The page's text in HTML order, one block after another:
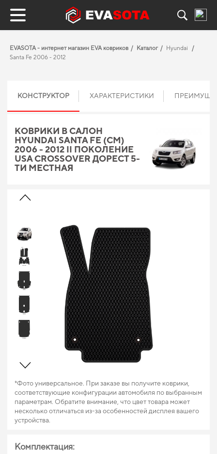
EVASOTA - интернет магазин EVA ковриков Каталог
Hyundai
Santa Fe 2006 - 2012
КОНСТРУКТОР ХАРАКТЕРИСТИКИ
КОВРИКИ В САЛОН
HYUNDAI SANTA FE (CM)
2006 - 2012 II ПОКОЛЕНИЕ
USA CROSSOVER ДОРЕСТ 5-
ТИ МЕСТНАЯ
*Фото универсальное. При заказе вы получите коврики,
соответствующие конфигурации автомобиля по выбранным
параметрам. Обратите внимание, что цвет товара может
несколько отличаться из-за особенностей дисплея вашего
устройства.
Комплектация: